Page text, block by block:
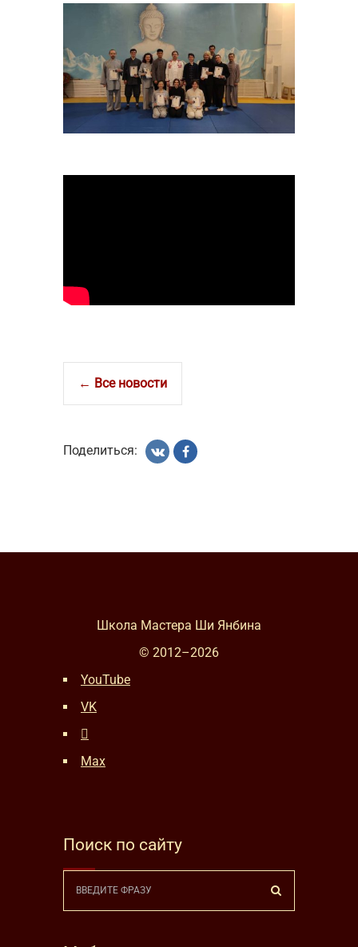
← Все новости
Поделиться:
Школа Мастера Ши Янбина
© 2012–2026
YouTube
VK
Max
Поиск по сайту